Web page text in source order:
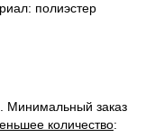
полиэстер
Минимальный заказ
количество: